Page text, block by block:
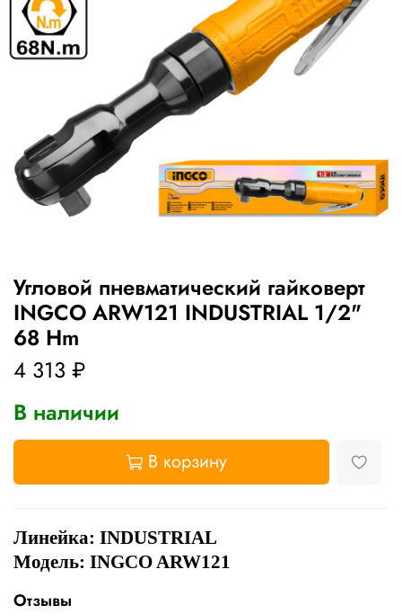
Угловой пневматический гайковерт
INGCO ARW121 INDUSTRIAL 1/2"
68 Hm
4 313 ₽
В наличии
В корзину
Линейка: INDUSTRIAL
Модель: INGCO ARW121
Отзывы